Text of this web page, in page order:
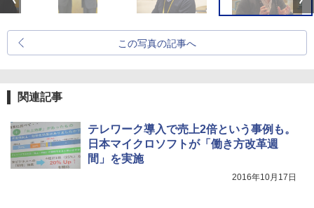
この写真の記事へ
関連記事
テレワーク導入で売上2倍という事例も。
日本マイクロソフトが「働き方改革週
間」を実施
2016年10月17日